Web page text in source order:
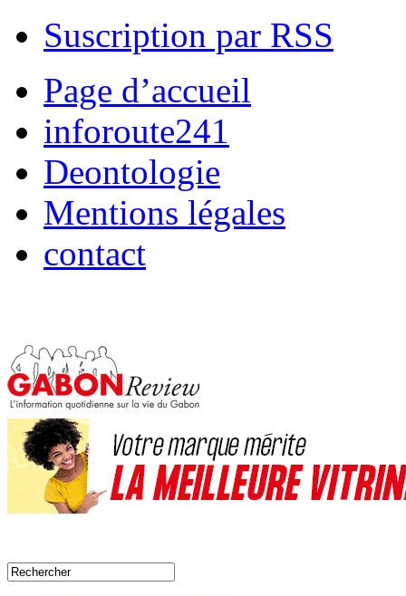
Suscription par RSS
Page d’accueil
inforoute241
Deontologie
Mentions légales
contact